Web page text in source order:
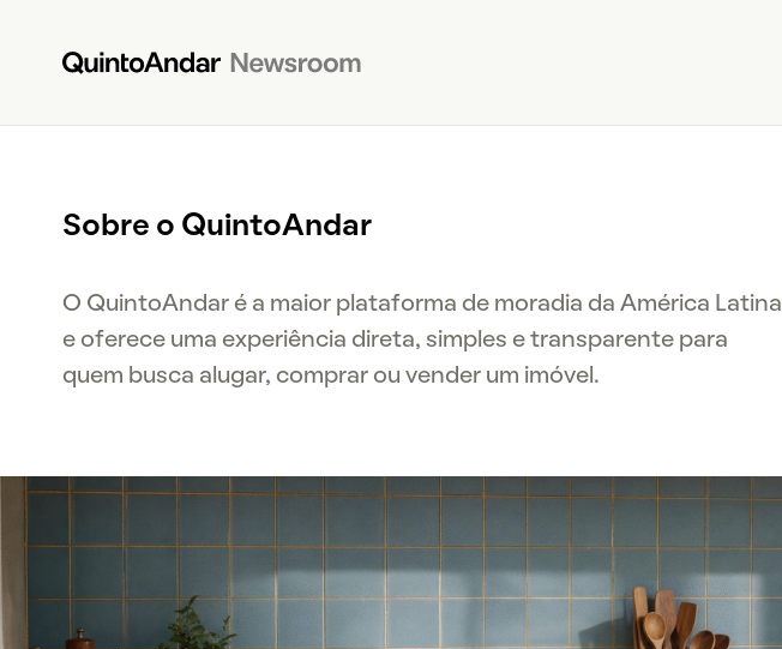
Sobre o QuintoAndar
O QuintoAndar é a maior plataforma de moradia da América Latina
e oferece uma experiência direta, simples e transparente para
quem busca alugar, comprar ou vender um imóvel.